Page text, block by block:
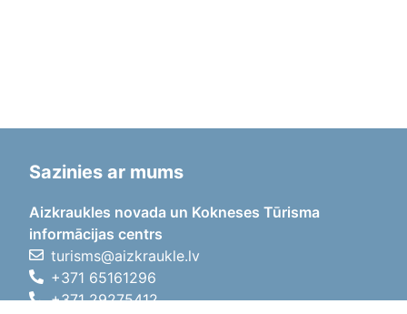
Sazinies ar mums
Aizkraukles novada un Kokneses Tūrisma
informācijas centrs
turisms@aizkraukle.lv
+371 65161296
+371 29275412